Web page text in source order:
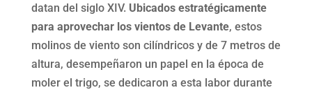
datan del siglo XIV. Ubicados estratégicamente
para aprovechar los vientos de Levante, estos
molinos de viento son cilíndricos y de 7 metros de
altura, desempeñaron un papel en la época de
moler el trigo, se dedicaron a esta labor durante